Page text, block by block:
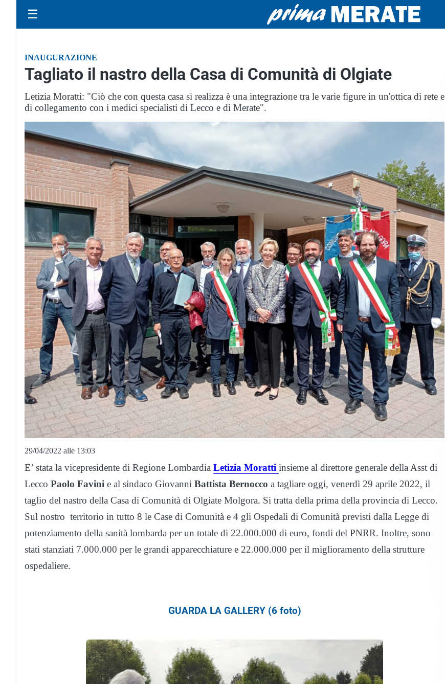
☰
INAUGURAZIONE
Tagliato il nastro della Casa di Comunità di Olgiate
Letizia Moratti: "Ciò che con questa casa si realizza è una integrazione tra le varie figure in un'ottica di rete e
di collegamento con i medici specialisti di Lecco e di Merate".
29/04/2022 alle 13:03
E’ stata la vicepresidente di Regione Lombardia Letizia Moratti insieme al direttore generale della Asst di
Lecco Paolo Favini e al sindaco Giovanni Battista Bernocco a tagliare oggi, venerdì 29 aprile 2022, il
taglio del nastro della Casa di Comunità di Olgiate Molgora. Si tratta della prima della provincia di Lecco.
Sul nostro territorio in tutto 8 le Case di Comunità e 4 gli Ospedali di Comunità previsti dalla Legge di
potenziamento della sanità lombarda per un totale di 22.000.000 di euro, fondi del PNRR. Inoltre, sono
stati stanziati 7.000.000 per le grandi apparecchiature e 22.000.000 per il miglioramento della strutture
ospedaliere.
GUARDA LA GALLERY (6 foto)